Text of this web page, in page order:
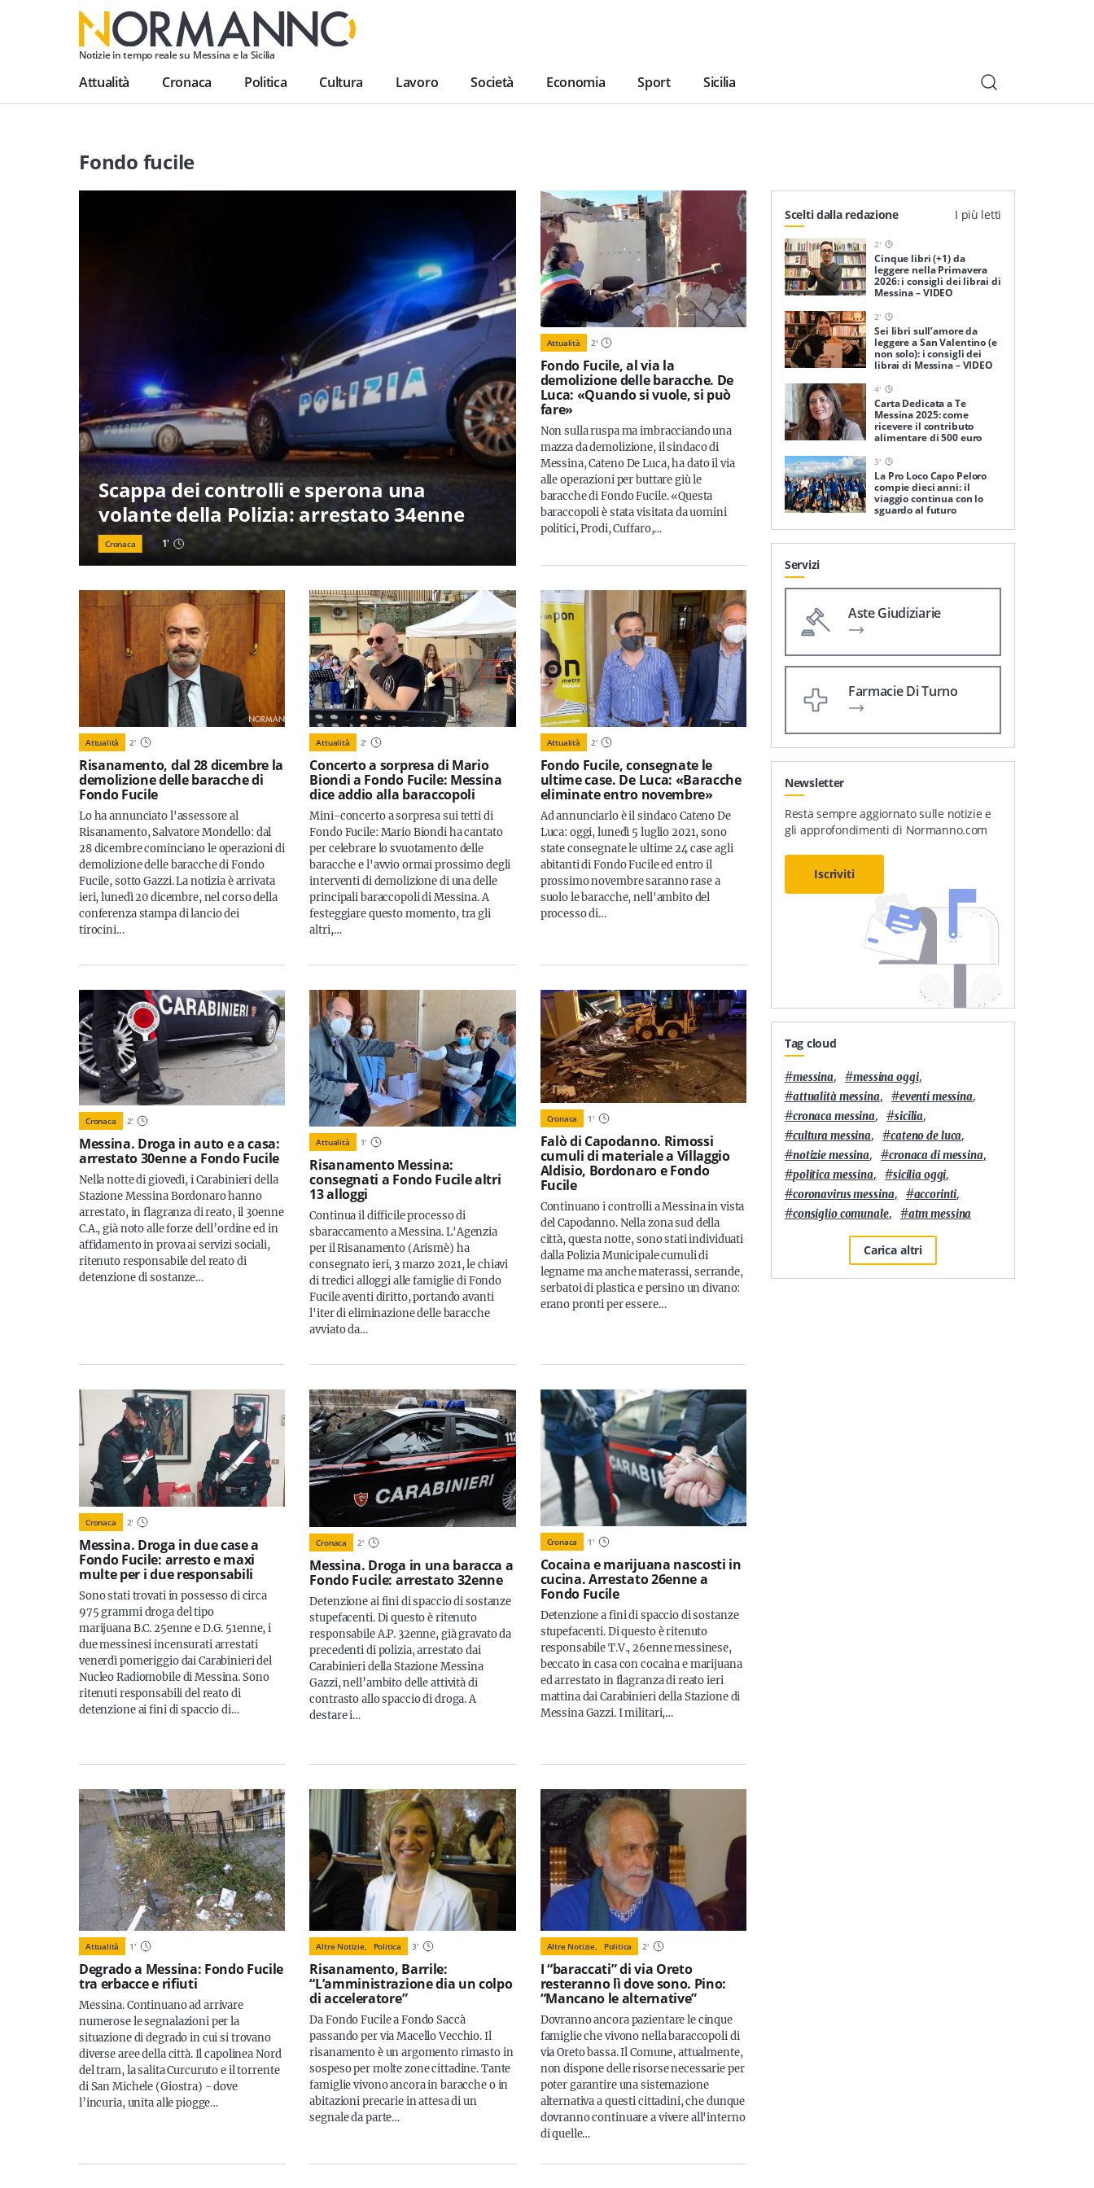
Notizie in tempo reale su Messina e la Sicilia
Attualità Cronaca Politica Cultura Lavoro Società Economia Sport Sicilia
Fondo fucile
Scappa dei controlli e sperona una
volante della Polizia: arrestato 34enne
Cronaca 1'
Attualità 2'
Fondo Fucile, al via la
demolizione delle baracche. De
Luca: «Quando si vuole, si può
fare»
Non sulla ruspa ma imbracciando una
mazza da demolizione, il sindaco di
Messina, Cateno De Luca, ha dato il via
alle operazioni per buttare giù le
baracche di Fondo Fucile. «Questa
baraccopoli è stata visitata da uomini
politici, Prodi, Cuffaro,…
Attualità 2'
Risanamento, dal 28 dicembre la
demolizione delle baracche di
Fondo Fucile
Lo ha annunciato l'assessore al
Risanamento, Salvatore Mondello: dal
28 dicembre cominciano le operazioni di
demolizione delle baracche di Fondo
Fucile, sotto Gazzi. La notizia è arrivata
ieri, lunedì 20 dicembre, nel corso della
conferenza stampa di lancio dei
tirocini…
Attualità 2'
Concerto a sorpresa di Mario
Biondi a Fondo Fucile: Messina
dice addio alla baraccopoli
Mini-concerto a sorpresa sui tetti di
Fondo Fucile: Mario Biondi ha cantato
per celebrare lo svuotamento delle
baracche e l'avvio ormai prossimo degli
interventi di demolizione di una delle
principali baraccopoli di Messina. A
festeggiare questo momento, tra gli
altri,…
Attualità 2'
Fondo Fucile, consegnate le
ultime case. De Luca: «Baracche
eliminate entro novembre»
Ad annunciarlo è il sindaco Cateno De
Luca: oggi, lunedì 5 luglio 2021, sono
state consegnate le ultime 24 case agli
abitanti di Fondo Fucile ed entro il
prossimo novembre saranno rase a
suolo le baracche, nell'ambito del
processo di…
Cronaca 2'
Messina. Droga in auto e a casa:
arrestato 30enne a Fondo Fucile
Nella notte di giovedì, i Carabinieri della
Stazione Messina Bordonaro hanno
arrestato, in flagranza di reato, il 30enne
C.A., già noto alle forze dell’ordine ed in
affidamento in prova ai servizi sociali,
ritenuto responsabile del reato di
detenzione di sostanze…
Attualità 1'
Risanamento Messina:
consegnati a Fondo Fucile altri
13 alloggi
Continua il difficile processo di
sbaraccamento a Messina. L'Agenzia
per il Risanamento (Arismè) ha
consegnato ieri, 3 marzo 2021, le chiavi
di tredici alloggi alle famiglie di Fondo
Fucile aventi diritto, portando avanti
l'iter di eliminazione delle baracche
avviato da…
Cronaca 1'
Falò di Capodanno. Rimossi
cumuli di materiale a Villaggio
Aldisio, Bordonaro e Fondo
Fucile
Continuano i controlli a Messina in vista
del Capodanno. Nella zona sud della
città, questa notte, sono stati individuati
dalla Polizia Municipale cumuli di
legname ma anche materassi, serrande,
serbatoi di plastica e persino un divano:
erano pronti per essere…
Cronaca 2'
Messina. Droga in due case a
Fondo Fucile: arresto e maxi
multe per i due responsabili
Sono stati trovati in possesso di circa
975 grammi droga del tipo
marijuana B.C. 25enne e D.G. 51enne, i
due messinesi incensurati arrestati
venerdì pomeriggio dai Carabinieri del
Nucleo Radiomobile di Messina. Sono
ritenuti responsabili del reato di
detenzione ai fini di spaccio di…
Cronaca 2'
Messina. Droga in una baracca a
Fondo Fucile: arrestato 32enne
Detenzione ai fini di spaccio di sostanze
stupefacenti. Di questo è ritenuto
responsabile A.P. 32enne, già gravato da
precedenti di polizia, arrestato dai
Carabinieri della Stazione Messina
Gazzi, nell’ambito delle attività di
contrasto allo spaccio di droga. A
destare i…
Cronaca 1'
Cocaina e marijuana nascosti in
cucina. Arrestato 26enne a
Fondo Fucile
Detenzione a fini di spaccio di sostanze
stupefacenti. Di questo è ritenuto
responsabile T.V., 26enne messinese,
beccato in casa con cocaina e marijuana
ed arrestato in flagranza di reato ieri
mattina dai Carabinieri della Stazione di
Messina Gazzi. I militari,…
Attualità 1'
Degrado a Messina: Fondo Fucile
tra erbacce e rifiuti
Messina. Continuano ad arrivare
numerose le segnalazioni per la
situazione di degrado in cui si trovano
diverse aree della città. Il capolinea Nord
del tram, la salita Curcuruto e il torrente
di San Michele (Giostra) - dove
l’incuria, unita alle piogge…
Altre Notizie, Politica 3'
Risanamento, Barrile:
“L’amministrazione dia un colpo
di acceleratore”
Da Fondo Fucile a Fondo Saccà
passando per via Macello Vecchio. Il
risanamento è un argomento rimasto in
sospeso per molte zone cittadine. Tante
famiglie vivono ancora in baracche o in
abitazioni precarie in attesa di un
segnale da parte…
Altre Notizie, Politica 2'
I “baraccati” di via Oreto
resteranno lì dove sono. Pino:
“Mancano le alternative”
Dovranno ancora pazientare le cinque
famiglie che vivono nella baraccopoli di
via Oreto bassa. Il Comune, attualmente,
non dispone delle risorse necessarie per
poter garantire una sistemazione
alternativa a questi cittadini, che dunque
dovranno continuare a vivere all'interno
di quelle…
Scelti dalla redazione I più letti
2'
Cinque libri (+1) da
leggere nella Primavera
2026: i consigli dei librai di
Messina – VIDEO
2'
Sei libri sull’amore da
leggere a San Valentino (e
non solo): i consigli dei
librai di Messina – VIDEO
4'
Carta Dedicata a Te
Messina 2025: come
ricevere il contributo
alimentare di 500 euro
3'
La Pro Loco Capo Peloro
compie dieci anni: il
viaggio continua con lo
sguardo al futuro
Servizi
Aste Giudiziarie
Farmacie Di Turno
Newsletter
Resta sempre aggiornato sulle notizie e
gli approfondimenti di Normanno.com
Iscriviti
Tag cloud
#messina, #messina oggi,
#attualità messina, #eventi messina,
#cronaca messina, #sicilia,
#cultura messina, #cateno de luca,
#notizie messina, #cronaca di messina,
#politica messina, #sicilia oggi,
#coronavirus messina, #accorinti,
#consiglio comunale, #atm messina
Carica altri